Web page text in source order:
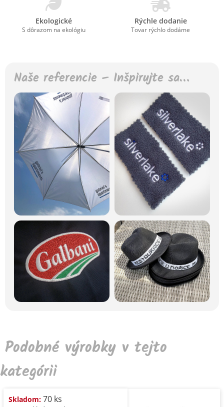
Ekologické
S dôrazom na ekológiu
Rýchle dodanie
Tovar rýchlo dodáme
Naše referencie – Inšpirujte sa…
Podobné výrobky v tejto
kategórii
Skladom: 70 ks